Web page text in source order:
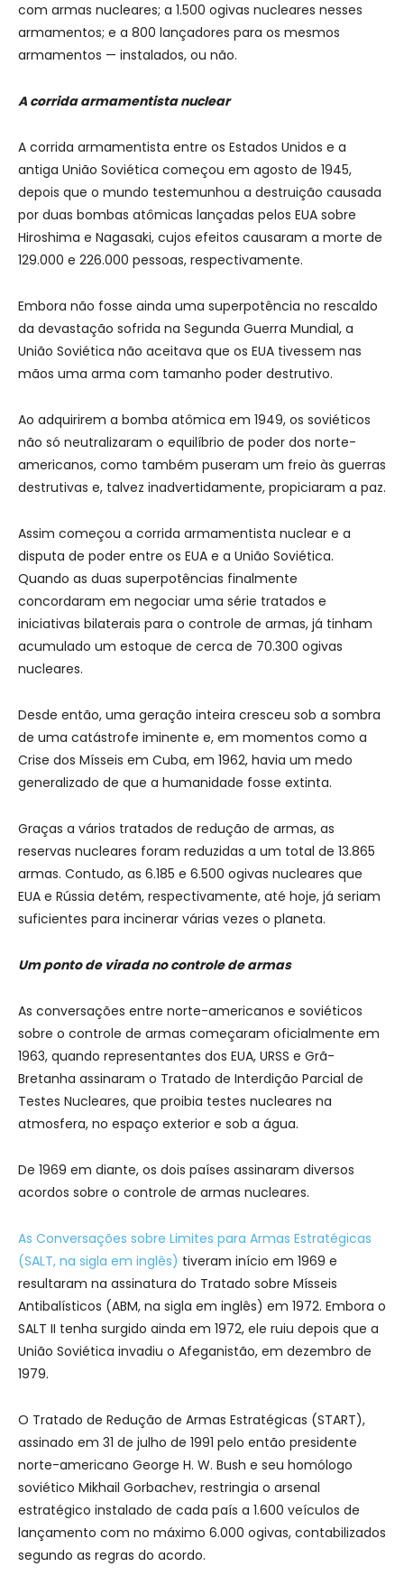
com armas nucleares; a 1.500 ogivas nucleares nesses
armamentos; e a 800 lançadores para os mesmos
armamentos — instalados, ou não.
A corrida armamentista nuclear
A corrida armamentista entre os Estados Unidos e a
antiga União Soviética começou em agosto de 1945,
depois que o mundo testemunhou a destruição causada
por duas bombas atômicas lançadas pelos EUA sobre
Hiroshima e Nagasaki, cujos efeitos causaram a morte de
129.000 e 226.000 pessoas, respectivamente.
Embora não fosse ainda uma superpotência no rescaldo
da devastação sofrida na Segunda Guerra Mundial, a
União Soviética não aceitava que os EUA tivessem nas
mãos uma arma com tamanho poder destrutivo.
Ao adquirirem a bomba atômica em 1949, os soviéticos
não só neutralizaram o equilíbrio de poder dos norte-
americanos, como também puseram um freio às guerras
destrutivas e, talvez inadvertidamente, propiciaram a paz.
Assim começou a corrida armamentista nuclear e a
disputa de poder entre os EUA e a União Soviética.
Quando as duas superpotências finalmente
concordaram em negociar uma série tratados e
iniciativas bilaterais para o controle de armas, já tinham
acumulado um estoque de cerca de 70.300 ogivas
nucleares.
Desde então, uma geração inteira cresceu sob a sombra
de uma catástrofe iminente e, em momentos como a
Crise dos Mísseis em Cuba, em 1962, havia um medo
generalizado de que a humanidade fosse extinta.
Graças a vários tratados de redução de armas, as
reservas nucleares foram reduzidas a um total de 13.865
armas. Contudo, as 6.185 e 6.500 ogivas nucleares que
EUA e Rússia detém, respectivamente, até hoje, já seriam
suficientes para incinerar várias vezes o planeta.
Um ponto de virada no controle de armas
As conversações entre norte-americanos e soviéticos
sobre o controle de armas começaram oficialmente em
1963, quando representantes dos EUA, URSS e Grã-
Bretanha assinaram o Tratado de Interdição Parcial de
Testes Nucleares, que proibia testes nucleares na
atmosfera, no espaço exterior e sob a água.
De 1969 em diante, os dois países assinaram diversos
acordos sobre o controle de armas nucleares.
As Conversações sobre Limites para Armas Estratégicas
(SALT, na sigla em inglês) tiveram início em 1969 e
resultaram na assinatura do Tratado sobre Mísseis
Antibalísticos (ABM, na sigla em inglês) em 1972. Embora o
SALT II tenha surgido ainda em 1972, ele ruiu depois que a
União Soviética invadiu o Afeganistão, em dezembro de
1979.
O Tratado de Redução de Armas Estratégicas (START),
assinado em 31 de julho de 1991 pelo então presidente
norte-americano George H. W. Bush e seu homólogo
soviético Mikhail Gorbachev, restringia o arsenal
estratégico instalado de cada país a 1.600 veículos de
lançamento com no máximo 6.000 ogivas, contabilizados
segundo as regras do acordo.